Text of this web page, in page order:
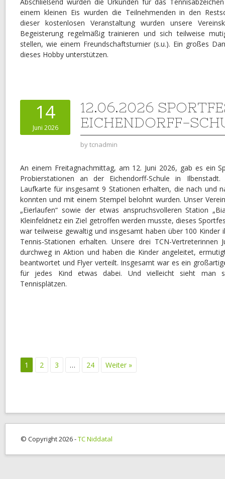
Abschließend wurden die Urkunden für das
einem kleinen Eis wurden die Teilnehmenden in den
dieser kostenlosen Veranstaltung wurden unsere
Begeisterung regelmäßig trainieren und sich teilweise
stellen, wie einem Freundschaftsturnier (s.u.). Ein großes
dieses Hobby unterstützen.
14
Juni 2026
12.06.2026
EICHENDORFF-
bytcnadmin
An einem Freitagnachmittag, am 12. Juni 2026, gab es ein
Probierstationen an der Eichendorff-Schule in
Laufkarte für insgesamt 9 Stationen erhalten, die nach und
konnten und mit einem Stempel belohnt wurden. Unser
„Eierlaufen“ sowie der etwas anspruchsvolleren Station
Kleinfeldnetz ein Ziel getroffen werden musste, dieses
war teilweise gewaltig und insgesamt haben über 100 Kinder
Tennis-Stationen erhalten. Unsere drei TCN-Vertreterinnen
durchweg in Aktion und haben die Kinder angeleitet,
beantwortet und Flyer verteilt. Insgesamt war es ein
für jedes Kind etwas dabei. Und vielleicht sieht man
Tennisplätzen.
1 2 3 … 24 Weiter »
© Copyright 2026 -TC Niddatal